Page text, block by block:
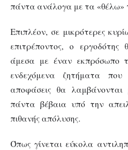
πάντα ανάλογα με τα «θέλω»
Επιπλέον, σε μικρότερες
επιτρέποντος, ο εργοδότης
άμεσα με έναν εκπρόσωπο
ενδεχόμενα ζητήματα
αποφάσεις θα
πάντα βέβαια υπό την
πιθανής απόλυσης.
Όπως γίνεται εύκολα